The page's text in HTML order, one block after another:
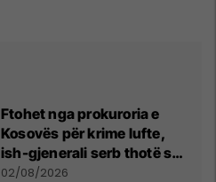
Ftohet nga prokuroria e
Kosovës për krime lufte,
ish-gjenerali serb thotë se
dikush e tradhtoi në
02/08/2026